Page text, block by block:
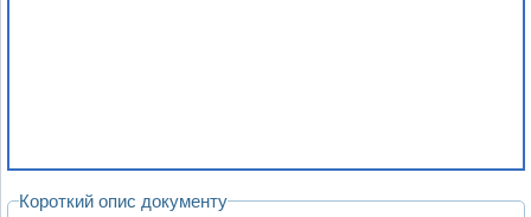
Короткий опис документу